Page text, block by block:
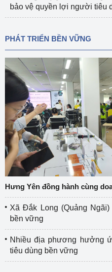
bảo vệ quyền lợi người tiêu
PHÁT TRIỂN BỀN VỮNG
Hưng Yên đồng hành cùng
Xã Đắk Long (Quảng
bền vững
Nhiều địa phương hưởng
tiêu dùng bền vững